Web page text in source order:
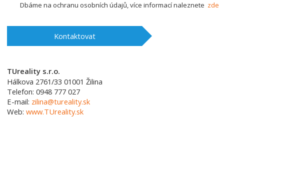
Dbáme na ochranu osobních údajů, více informací naleznete zde
Kontaktovat
TUreality s.r.o.
Hálkova 2761/33 01001 Žilina
Telefon: 0948 777 027
E-mail: zilina@tureality.sk
Web: www.TUreality.sk